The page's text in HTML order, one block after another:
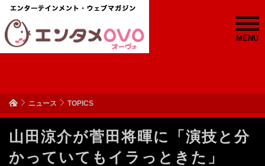
MENU
ニュース TOPICS
山田涼介が菅田将暉に「演技と分
かっていてもイラっときた」